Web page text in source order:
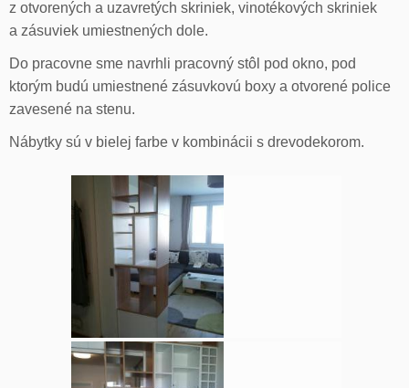
z otvorených a uzavretých skriniek, vinotékových skriniek
a zásuviek umiestnených dole.
Do pracovne sme navrhli pracovný stôl pod okno, pod
ktorým budú umiestnené zásuvkovú boxy a otvorené police
zavesené na stenu.
Nábytky sú v bielej farbe v kombinácii s drevodekorom.